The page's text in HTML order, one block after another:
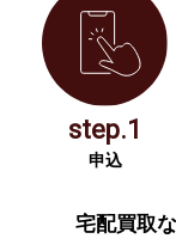
step.1
申込
宅配買取